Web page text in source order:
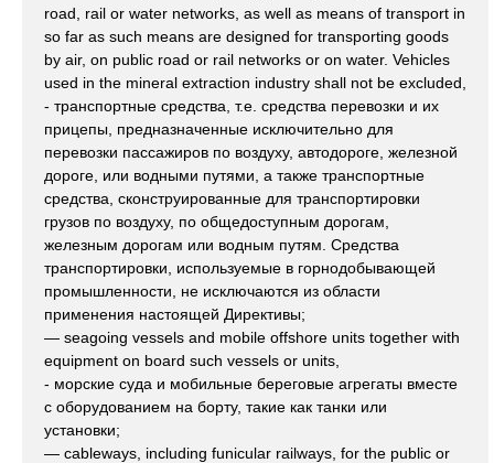
road, rail or water networks, as well as means of transport in
so far as such means are designed for transporting goods
by air, on public road or rail networks or on water. Vehicles
used in the mineral extraction industry shall not be excluded,
- транспортные средства, т.е. средства перевозки и их
прицепы, предназначенные исключительно для
перевозки пассажиров по воздуху, автодороге, железной
дороге, или водными путями, а также транспортные
средства, сконструированные для транспортировки
грузов по воздуху, по общедоступным дорогам,
железным дорогам или водным путям. Средства
транспортировки, используемые в горнодобывающей
промышленности, не исключаются из области
применения настоящей Директивы;
— seagoing vessels and mobile offshore units together with
equipment on board such vessels or units,
- морские суда и мобильные береговые агрегаты вместе
с оборудованием на борту, такие как танки или
установки;
— cableways, including funicular railways, for the public or